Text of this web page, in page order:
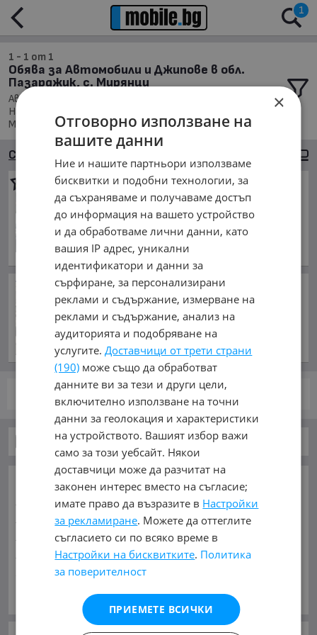
1
1 - 1 от 1
Обява за Автомобили и Джипове в обл.
Пазарджик, с. Мирянци
Автомобили и Джипове, Намира се в обл. Пазарджик,
Населено място с. Мирянци, Подредени по: Марка/
Модел/Цена
Сортиране
Ford EscortЧиа
600 €
1 173.50 лв.
август 1991 г., Бензинов
обл. Пазарджик, с. Мирянци
Британската МИ 6 ли
командва в МВнР?
преди 4 часа и 27 минути
от 1
Автомобили и Джипове
Виж Още
ОСНОВНИ КАТЕГОРИИ В MOBILE.BG:
Карта на сайта Автомобили и ДжиповеБусове
Камиони Мотоциклети Селскостопански
Индустриални Кари Каравани Яхти и Лодки
Ремаркета Велосипеди Части Аксесоари
Гуми и джанти Купува Услуги
(1) AITO (2) Abarth (32) Acura
Alfa Romeo (795) Alpina (7) Asia
×
Отговорно използване на
вашите данни
Ние и нашите партньори използваме
бисквитки и подобни технологии, за
да съхраняваме и получаваме достъп
до информация на вашето устройство
и да обработваме лични данни, като
вашия IP адрес, уникални
идентификатори и данни за
сърфиране, за персонализирани
реклами и съдържание, измерване на
реклами и съдържание, анализ на
аудиторията и подобряване на
услугите.Доставчици от трети страни
(190) може също да обработват
данните ви за тези и други цели,
включително използване на точни
данни за геолокация и характеристики
на устройството. Вашият избор важи
само за този уебсайт. Някои
доставчици може да разчитат на
законен интерес вместо на съгласие;
имате право да възразите в Настройки
за рекламиране. Можете да оттеглите
съгласието си по всяко време в
Настройки на бисквитките. Политика
за поверителност
ПРИЕМЕТЕ ВСИЧКИ